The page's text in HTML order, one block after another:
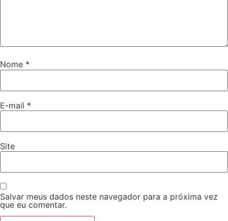
Nome *
E-mail *
Site
Salvar meus dados neste navegador para a próxima vez
que eu comentar.